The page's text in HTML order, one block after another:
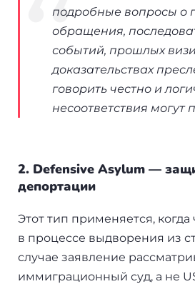
подробные вопросы о
обращения,
событий, прошлых
доказательствах
говорить честно и
несоответствия могут
2. Defensive Asylum —
депортации
Этот тип применяется, когда
в процессе выдворения из
случае заявление
иммиграционный суд, а не